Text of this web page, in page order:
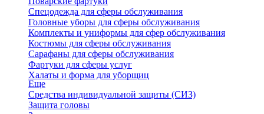
Спецодежда для сферы обслуживания
Головные уборы для сферы обслуживания
Комплекты и униформы для сфер обслуживания
Костюмы для сферы обслуживания
Сарафаны для сферы обслуживания
Фартуки для сферы услуг
Халаты и форма для уборщиц
Еще
Средства индивидуальной защиты (СИЗ)
Защита головы